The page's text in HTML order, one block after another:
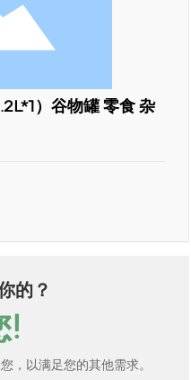
）谷物罐 零食 杂
的？
!
，以满足您的其他需求。